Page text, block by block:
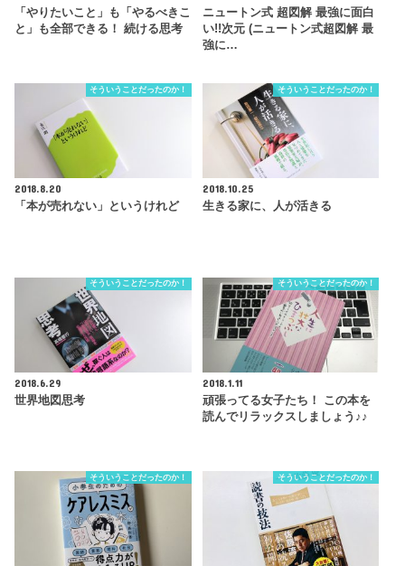
「やりたいこと」も「やるべきこ
と」も全部できる！ 続ける思考
ニュートン式 超図解 最強に面白
い!!次元 (ニュートン式超図解 最
強に…
そういうことだったのか！
2018.8.20
「本が売れない」というけれど
そういうことだったのか！
2018.10.25
生きる家に、人が活きる
そういうことだったのか！
2018.6.29
世界地図思考
そういうことだったのか！
2018.1.11
頑張ってる女子たち！ この本を
読んでリラックスしましょう♪♪
そういうことだったのか！ そういうことだったのか！